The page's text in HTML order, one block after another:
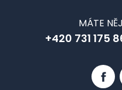
MÁTE
+420 731 175